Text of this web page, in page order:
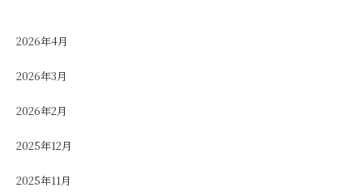
2026年4月
2026年3月
2026年2月
2025年12月
2025年11月